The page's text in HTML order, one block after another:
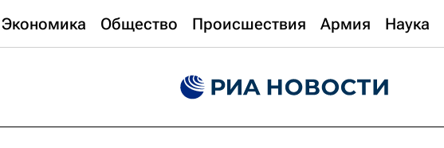
Экономика Общество Происшествия Армия Наука